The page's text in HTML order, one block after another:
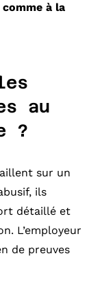
à la
au
?
sur un
ils
détaillé et
L’employeur
de preuves